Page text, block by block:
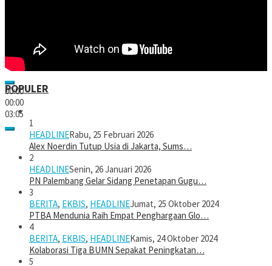
00:00
00:00
03:05
POPULER
1
HEADLINERabu, 25 Februari 2026
Alex Noerdin Tutup Usia di Jakarta, Sums…
2
HEADLINESenin, 26 Januari 2026
PN Palembang Gelar Sidang Penetapan Gugu…
3
BERITA, EKBIS, HEADLINEJumat, 25 Oktober 2024
PTBA Mendunia Raih Empat Penghargaan Glo…
4
BERITA, EKBIS, HEADLINEKamis, 24 Oktober 2024
Kolaborasi Tiga BUMN Sepakat Peningkatan…
5